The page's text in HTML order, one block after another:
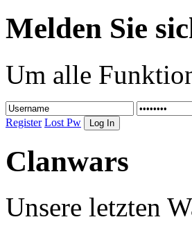
Melden Sie
Um alle
Register Lost Pw
Clanwars
Unsere letzten